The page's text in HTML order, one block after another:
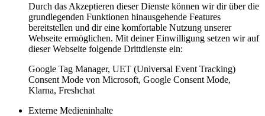
Durch das Akzeptieren dieser Dienste können wir dir über die
grundlegenden Funktionen hinausgehende Features
bereitstellen und dir eine komfortable Nutzung unserer
Webseite ermöglichen. Mit deiner Einwilligung setzen wir auf
dieser Webseite folgende Drittdienste ein:
Google Tag Manager, UET (Universal Event Tracking)
Consent Mode von Microsoft, Google Consent Mode,
Klarna, Freshchat
Externe Medieninhalte